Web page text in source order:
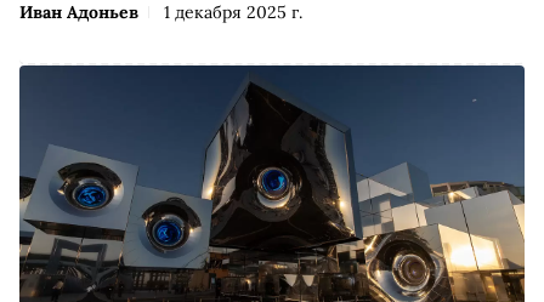
Иван Адоньев 1 декабря 2025 г.